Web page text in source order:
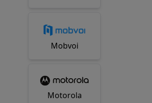
Mobvoi
Motorola